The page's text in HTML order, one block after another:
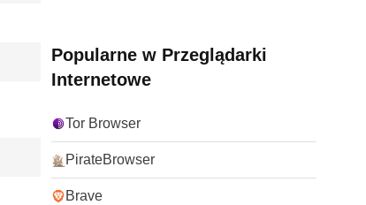
Popularne w Przeglądarki
Internetowe
Tor Browser
PirateBrowser
Brave